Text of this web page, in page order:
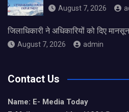
August 7, 2026
जिलाधिकारी ने अधिकारियों को दिए
August 7, 2026 admin
Contact Us
Name: E- Media Today